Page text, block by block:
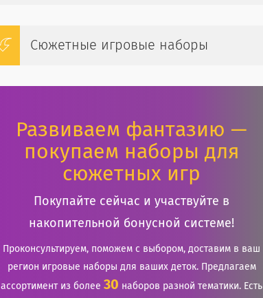
Сюжетные игровые наборы
Развиваем фантазию —
покупаем наборы для
сюжетных игр
Покупайте сейчас и участвуйте в
накопительной бонусной системе!
Проконсультируем, поможем с выбором, доставим в ваш
регион игровые наборы для ваших деток. Предлагаем
ассортимент из более30 наборов разной тематики. Есть